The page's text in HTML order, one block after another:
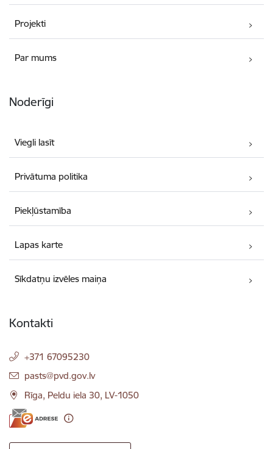
Projekti
Par mums
Noderīgi
Viegli lasīt
Privātuma politika
Piekļūstamība
Lapas karte
Sīkdatņu izvēles maiņa
Kontakti
+371 67095230
E-pasts:
pasts@pvd.gov.lv
Rīga, Peldu iela 30, LV-1050